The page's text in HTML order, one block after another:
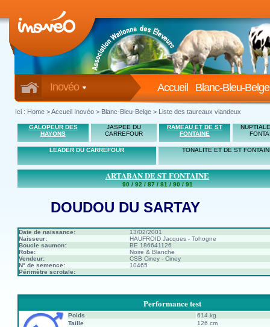
Inovéo Blanc-Bleu-Belge
Accueil
Ici : Home >Accueil Inovéo > Blanc-Bleu-Belge > Liste des taureaux viandeux
GALOPEUR DES
HAYONS
JASPEE DU
CARREFOUR
RAMEAU ET DE ST
FONTAINE
LEADER DU CARREFOUR TONALITE ET DE ST
ARTABAN DE ST FONTAINE
90 / 92 / 87 / 81 / 90 / 91
DOUDOU DU SARTAY
Date de naissance:
13/02/2001
Naisseur:
HAUFROID Jacques - Tohogne
Boucle saumon:
BE 186641126
Robe:
Noire & Blanche
Vendeur:
CSB Ciney - Ciney
N° de semence:
10465
Périmètre scrotale:
Performance test
Poids
614 kg
Taille
126 cm